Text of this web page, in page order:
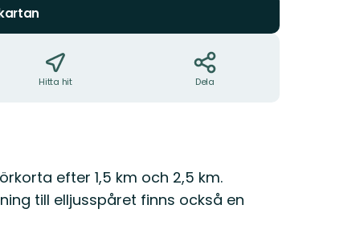
Hitta hit Dela
efter 1,5 km och 2,5 km.
till elljusspåret finns också en